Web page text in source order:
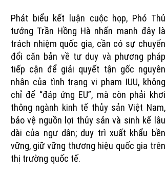
Phát biểu kết luận cuộc họp, Phó Thủ
tướng Trần Hồng Hà nhấn mạnh đây là
trách nhiệm quốc gia, cần có sự chuyển
đổi căn bản về tư duy và phương pháp
tiếp cận để giải quyết tận gốc nguyên
nhân của tình trạng vi phạm IUU, không
chỉ để “đáp ứng EU”, mà còn phải khơi
thông ngành kinh tế thủy sản Việt Nam,
bảo vệ nguồn lợi thủy sản và sinh kế lâu
dài của ngư dân; duy trì xuất khẩu bền
vững, giữ vững thương hiệu quốc gia trên
thị trường quốc tế.